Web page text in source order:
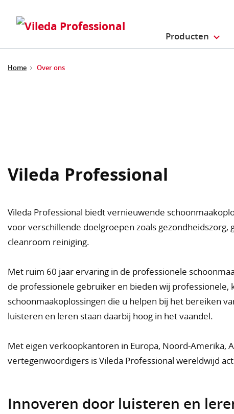
Producten
Home Over ons
Vileda Professional
Vileda Professional biedt vernieuwende
voor verschillende doelgroepen zoals gezondheidszorg,
cleanroom reiniging.
Met ruim 60 jaar ervaring in de professionele
de professionele gebruiker en bieden wij
schoonmaakoplossingen die u helpen bij het bereiken
luisteren en leren staan daarbij hoog in het vaandel.
Met eigen verkoopkantoren in Europa, Noord-Amerika,
vertegenwoordigers is Vileda Professional wereldwijd
Innoveren door luisteren en